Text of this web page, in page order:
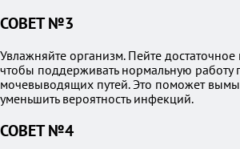
СОВЕТ №3
Увлажняйте организм. Пейте
чтобы поддерживать нормальную работу
мочевыводящих путей. Это поможет
уменьшить вероятность инфекций.
СОВЕТ №4